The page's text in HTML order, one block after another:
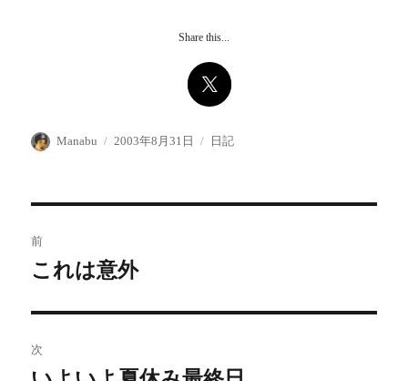
Share this...
投
Manabu
投
2003年8月31日
カ
日記
稿
ビ
前
前
投
稿:
これは意外
次
次